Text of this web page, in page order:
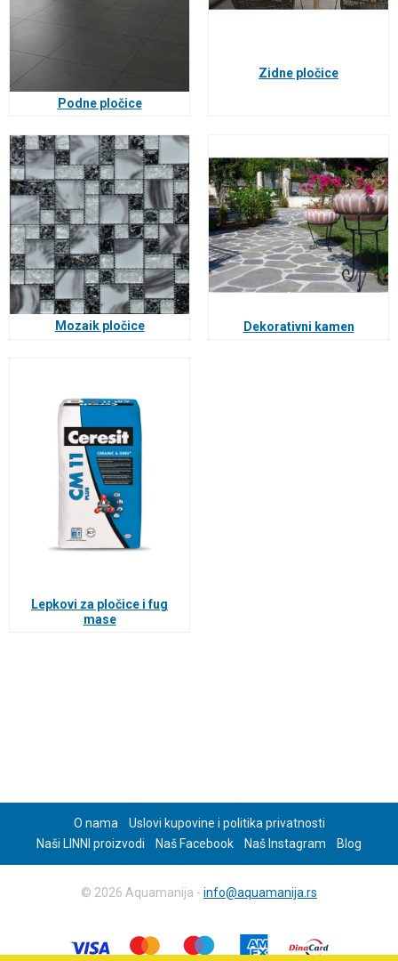
Podne pločice
Zidne pločice
Mozaik pločice Dekorativni kamen
Lepkovi za pločice i fug
mase
O nama
Uslovi kupovine i politika privatnosti
Naši LINNI proizvodi
Naš Facebook Naš Instagram Blog
© 2026 Aquamanija - info@aquamanija.rs